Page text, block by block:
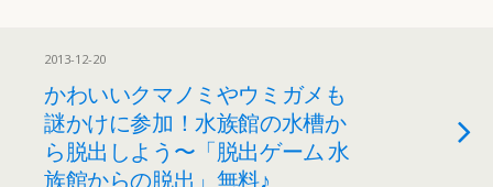
2013-12-20
かわいいクマノミやウミガメも
謎かけに参加！水族館の水槽か
ら脱出しよう〜「脱出ゲーム 水
族館からの脱出」無料♪